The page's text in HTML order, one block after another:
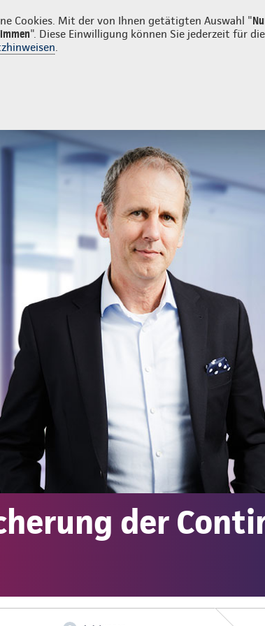
Cookies. Mit der von Ihnen getätigten Auswahl "
". Diese Einwilligung können Sie jederzeit für
.
der